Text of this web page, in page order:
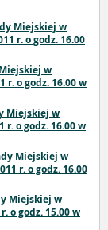
Miejskiej w
r. o godz. 16.00
w
o godz. 16.00 w
Miejskiej w
o godz. 16.00 w
Miejskiej w
r. o godz. 16.00
Miejskiej w
o godz. 15.00 w